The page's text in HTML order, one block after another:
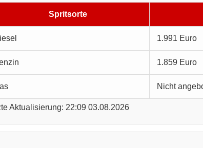
Spritsorte
1.991 Euro
1.859 Euro
Nicht
Aktualisierung: 22:09 03.08.2026